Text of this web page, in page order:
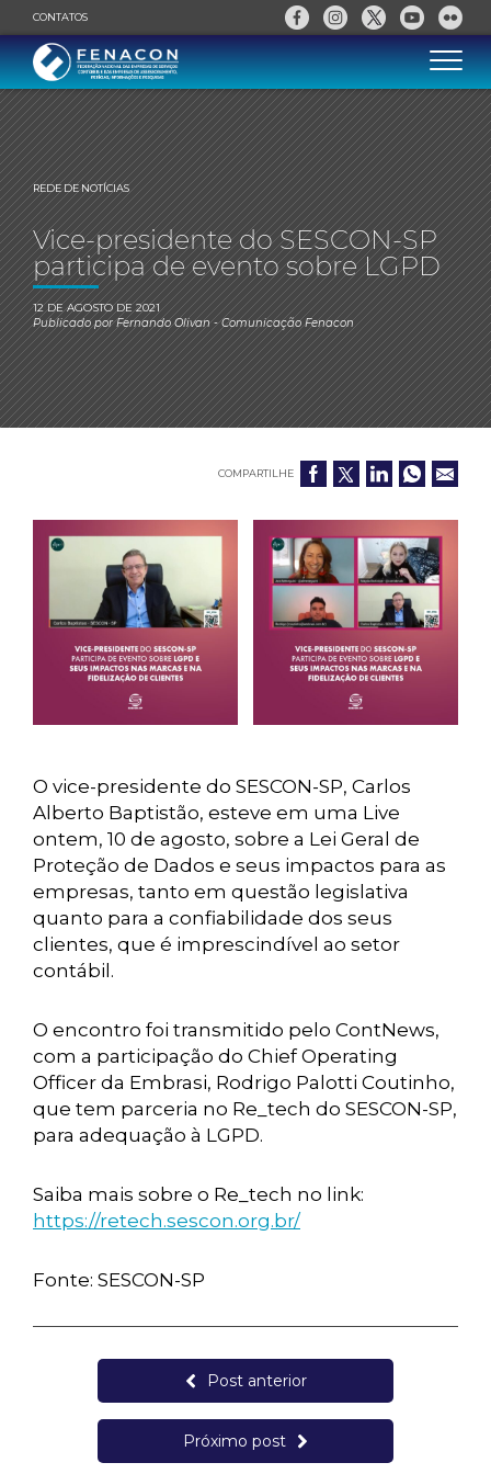
CONTATOS
REDE DE NOTÍCIAS
Vice-presidente do SESCON-SP
participa de evento sobre LGPD
12 DE AGOSTO DE 2021
Publicado porFernando Olivan- Comunicação Fenacon
COMPARTILHE
O vice-presidente do SESCON-SP, Carlos
Alberto Baptistão, esteve em uma Live
ontem, 10 de agosto, sobre a Lei Geral de
Proteção de Dados e seus impactos para as
empresas, tanto em questão legislativa
quanto para a confiabilidade dos seus
clientes, que é imprescindível ao setor
contábil.
O encontro foi transmitido pelo ContNews,
com a participação do Chief Operating
Officer da Embrasi, Rodrigo Palotti Coutinho,
que tem parceria no Re_tech do SESCON-SP,
para adequação à LGPD.
Saiba mais sobre o Re_tech no link:
https://retech.sescon.org.br/
Fonte: SESCON-SP
Post anterior
Próximo post